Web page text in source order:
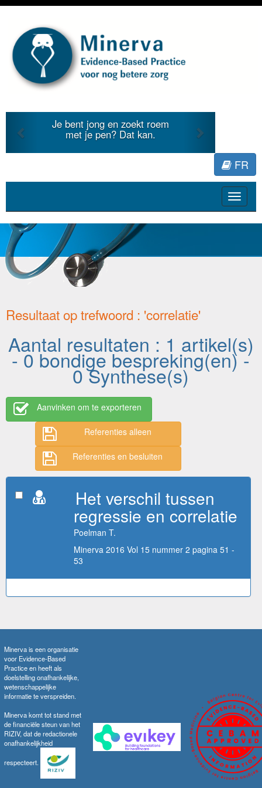
Je bent jong en zoekt roem
met je pen? Dat kan.
Previous
FR
Toggle
Resultaat op trefwoord : 'correlatie'
Aantal resultaten : 1 artikel(s)
- 0 bondige bespreking(en) -
0 Synthese(s)
Aanvinken om te exporteren
Referenties alleen
Referenties en besluiten
Het verschil tussen
regressie en correlatie
Poelman T.
Minerva 2016 Vol 15 nummer 2 pagina 51 -
53
Minerva is een organisatie
voor Evidence-Based
Practice en heeft als
doelstelling onafhankelijke,
wetenschappelijke
informatie te verspreiden.
Minerva komt tot stand met
de financiële steun van het
RIZIV, dat de redactionele
onafhankelijkheid
respecteert.